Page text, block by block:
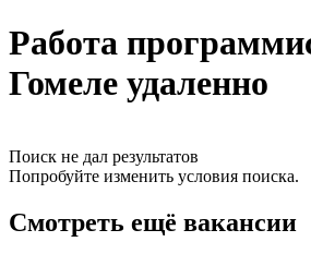
Работа
Гомеле удаленно
Поиск не дал результатов
Попробуйте изменить условия поиска.
Смотреть ещё вакансии